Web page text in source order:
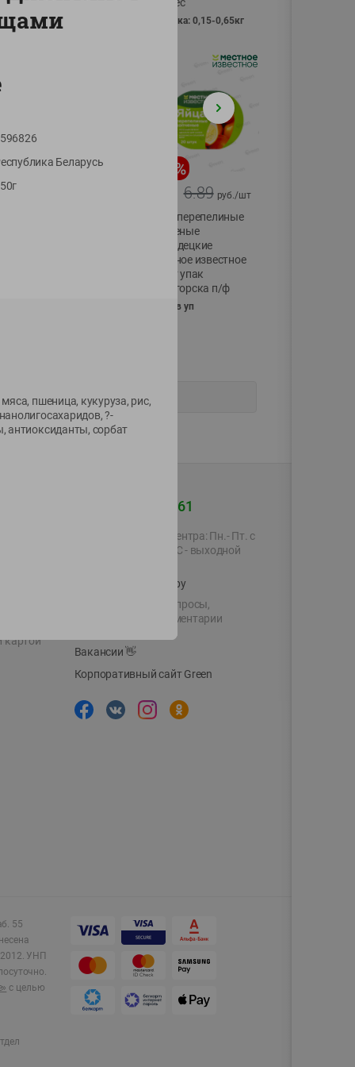
фасовка: 0,15-0,65кг
-17%
11.59
%
6.89 руб./шт
Яйца перепелиные
копченые
Молодецкие
Местное известное
20 шт упак
Солигорска п/ф
20шт в уп
картой
+375 44 560-60-61
Время работы Call-центра: Пн.- Пт. с
09.00 до 17.00, СБ, ВС - выходной
shop@green-market.by
Пишите нам свои вопросы,
предложения и комментарии
Вакансии👋
Корпоративный сайт Green
55
УНП
с целью
Беларусь
пшеница, кукуруза, рис,
?-
антиоксиданты, сорбат